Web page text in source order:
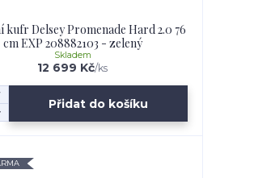
kufr Delsey Promenade Hard 2.0 76
cm EXP 208882103 - zelený
12 699 Kč/ks
Skladem
Přidat do košíku